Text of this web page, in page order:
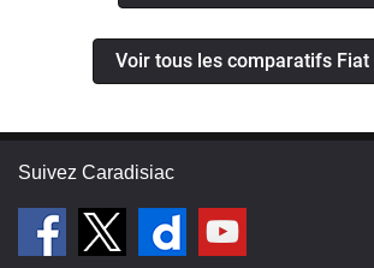
Voir tous les comparatifs Fiat
Suivez Caradisiac